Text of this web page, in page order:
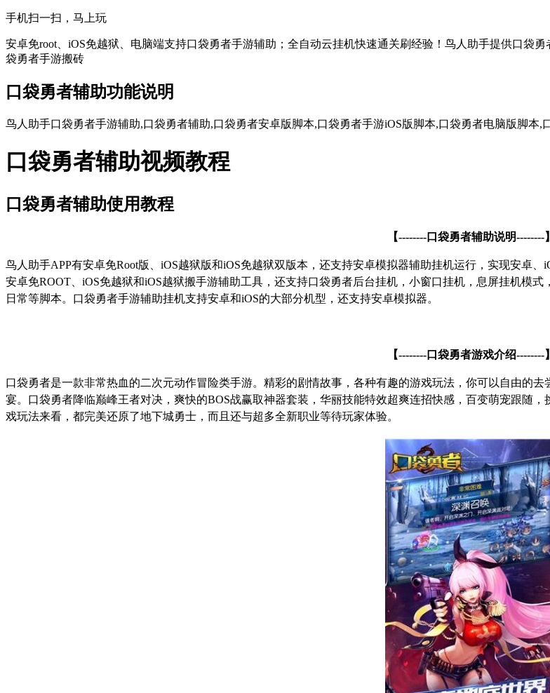
手机扫一扫，马上玩
安卓免root、iOS免越狱、电脑端支持口袋勇者手游辅助；全自动云挂机快速通关刷经验！鸟人助手提供口袋
袋勇者手游搬砖
口袋勇者辅助功能说明
鸟人助手口袋勇者手游辅助,口袋勇者辅助,口袋勇者安卓版脚本,口袋勇者手游iOS版脚本,口袋勇者电脑版脚本,
口袋勇者辅助视频教程
口袋勇者辅助使用教程
【--------口袋勇者辅助说明--------】
鸟人助手APP有安卓免Root版、 iOS越狱版和iOS免越狱双版本，还支持安卓模拟器辅助挂机运行，实现安卓、
安卓免ROOT、 iOS免越狱和iOS越狱搬手游辅助工具，还支持口袋勇者后台挂机，小窗口挂机，息屏挂机模
日常等脚本。口袋勇者手游辅助挂机支持安卓和iOS的大部分机型，还支持安卓模拟器。
【--------口袋勇者游戏介绍--------】
口袋勇者是一款非常热血的二次元动作冒险类手游。精彩的剧情故事，各种有趣的游戏玩法，你可以自由的去
宴。口袋勇者降临巅峰王者对决，爽快的BOS战赢取神器套装，华丽技能特效超爽连招快感，百变萌宠跟随
戏玩法来看，都完美还原了地下城勇士，而且还与超多全新职业等待玩家体验。